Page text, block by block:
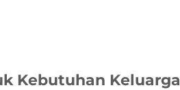
Kebutuhan Keluarga